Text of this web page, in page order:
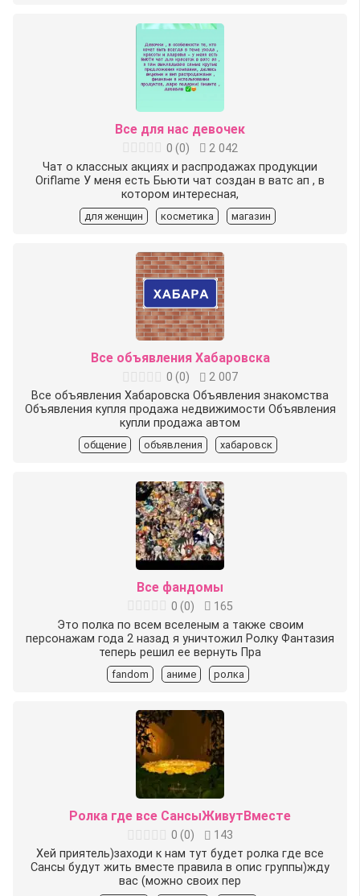
Все для нас девочек
0 (0)
2 042
Чат о классных акциях и распродажах продукции
Oriflame У меня есть Бьюти чат создан в ватс ап , в
котором интересная,
для женщин косметика магазин
Все объявления Хабаровска
0 (0)
2 007
Все объявления Хабаровска Объявления знакомства
Объявления купля продажа недвижимости Объявления
купли продажа автом
общение объявления хабаровск
Все фандомы
0 (0)
165
Это полка по всем вселеным а также своим
персонажам года 2 назад я уничтожил Ролку Фантазия
теперь решил еe вернуть Пра
fandom аниме ролка
Ролка где все СансыЖивутВместе
0 (0)
143
Хей приятель)заходи к нам тут будет ролка где все
Сансы будут жить вместе правила в опис группы)жду
вас (можно своих пер